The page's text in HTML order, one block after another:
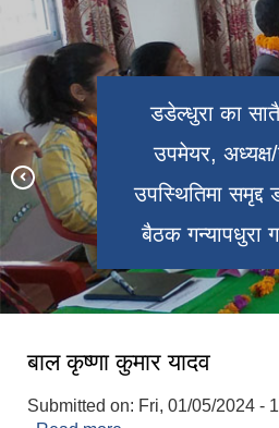
गन्यापधुरा
बडाल मा रहेको
डडेल्धुरा का
उपमेयर, अध्यक्ष/
उपस्थितिमा समृद्द
बैठक गन्यापधुरा
गन्यापधुरा
देखिने
बाल कृष्णा कुमार यादव
Submitted on: Fri, 01/05/2024 -